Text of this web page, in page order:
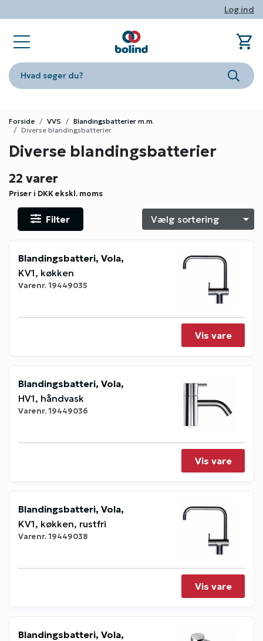
Log ind
Hvad søger du?
Søg
book_ribbon
store
Om
phonestar
person
Log
shopping_cart
Forside VVS
Blandingsbatterier m.m.
Diverse blandingsbatterier
Diverse blandingsbatterier
22 varer
Priser i DKKekskl. moms
Filter
Blandingsbatteri, Vola,
KV1, køkken
Varenr.19449035
Vis vare
Blandingsbatteri, Vola,
HV1, håndvask
Varenr.19449036
Vis vare
Blandingsbatteri, Vola,
KV1, køkken, rustfri
Varenr.19449038
Vis vare
Blandingsbatteri, Vola,